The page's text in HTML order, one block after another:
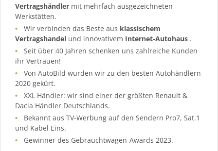
Vertragshändler mit mehrfach ausgezeichneten
Werkstätten.
Wir verbinden das Beste aus klassischem
Vertragshandel und innovativem Internet-Autohaus .
Seit über 40 Jahren schenken uns zahlreiche Kunden
ihr Vertrauen!
Von AutoBild wurden wir zu den besten Autohändlern
2020 gekürt.
XXL Händler: wir sind einer der größten Renault &
Dacia Händler Deutschlands.
Bekannt aus TV-Werbung auf den Sendern Pro7, Sat.1
und Kabel Eins.
Gewinner des Gebrauchtwagen-Awards 2023.